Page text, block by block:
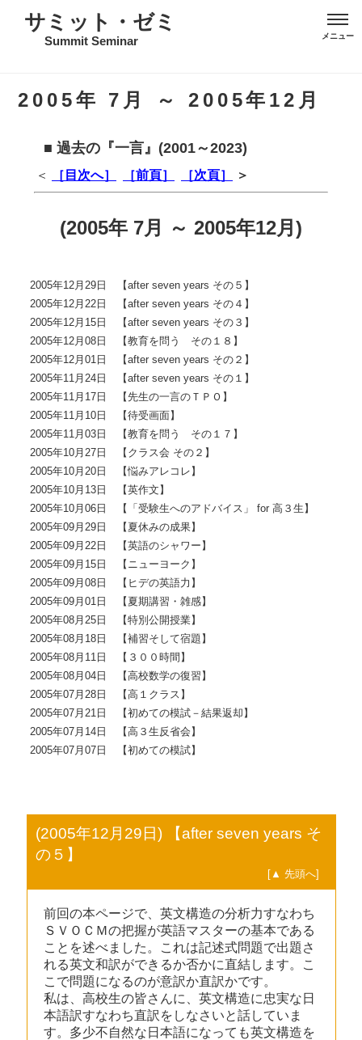
サミット・ゼミ
Summit Seminar
2005年 7月 ～ 2005年12月
■ 過去の『一言』(2001～2023)
＜ ［目次へ］ ［前頁］ ［次頁］ ＞
(2005年 7月 ～ 2005年12月)
2005年12月29日 【after seven years その５】
2005年12月22日 【after seven years その４】
2005年12月15日 【after seven years その３】
2005年12月08日 【教育を問う その１８】
2005年12月01日 【after seven years その２】
2005年11月24日 【after seven years その１】
2005年11月17日 【先生の一言のＴＰＯ】
2005年11月10日 【待受画面】
2005年11月03日 【教育を問う その１７】
2005年10月27日 【クラス会 その２】
2005年10月20日 【悩みアレコレ】
2005年10月13日 【英作文】
2005年10月06日 【「受験生へのアドバイス」 for 高３生】
2005年09月29日 【夏休みの成果】
2005年09月22日 【英語のシャワー】
2005年09月15日 【ニューヨーク】
2005年09月08日 【ヒデの英語力】
2005年09月01日 【夏期講習・雑感】
2005年08月25日 【特別公開授業】
2005年08月18日 【補習そして宿題】
2005年08月11日 【３００時間】
2005年08月04日 【高校数学の復習】
2005年07月28日 【高１クラス】
2005年07月21日 【初めての模試－結果返却】
2005年07月14日 【高３生反省会】
2005年07月07日 【初めての模試】
(2005年12月29日) 【after seven years そ
の５】
[▲ 先頭へ]
前回の本ページで、英文構造の分析力すなわち
ＳＶＯＣＭの把握が英語マスターの基本である
ことを述べました。これは記述式問題で出題さ
れる英文和訳ができるか否かに直結します。こ
こで問題になるのが意訳か直訳かです。
私は、高校生の皆さんに、英文構造に忠実な日
本語訳すなわち直訳をしなさいと話していま
す。多少不自然な日本語になっても英文構造を